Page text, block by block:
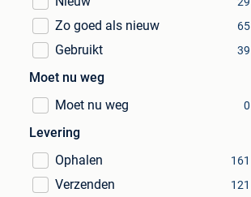
Zo goed als nieuw 65
Gebruikt 39
Moet nu weg
Moet nu weg
0
Levering
Ophalen
161
Verzenden 121